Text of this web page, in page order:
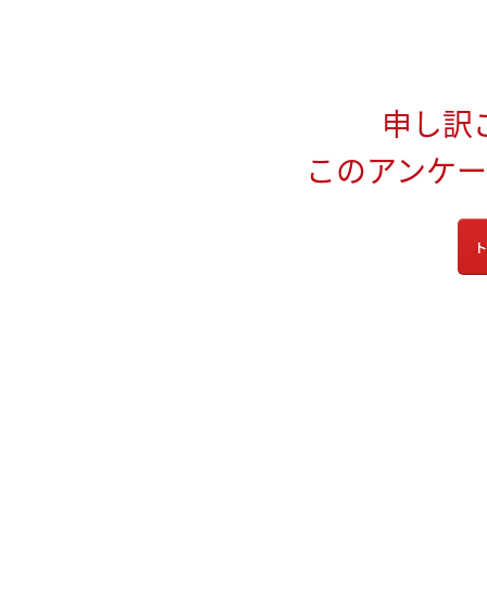
申し訳
このアンケ